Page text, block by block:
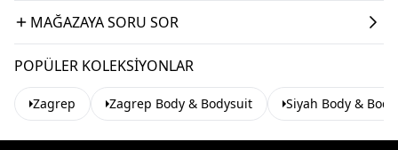
MAĞAZAYA SORU SOR
POPÜLER KOLEKSIYONLAR
Zagrep Zagrep Body & Bodysuit Siyah Body &